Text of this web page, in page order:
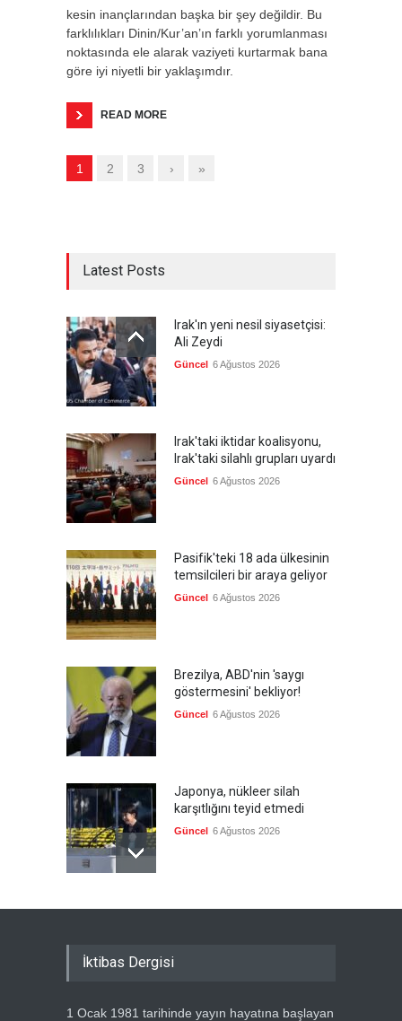
kesin inançlarından başka bir şey değildir. Bu
farklılıkları Dinin/Kur’an’ın farklı yorumlanması
noktasında ele alarak vaziyeti kurtarmak bana
göre iyi niyetli bir yaklaşımdır.
READ MORE
1 2 3 › »
Latest Posts
Irak'ın yeni nesil siyasetçisi:
Ali Zeydi
Güncel 6 Ağustos 2026
Irak'taki iktidar koalisyonu,
Irak'taki silahlı grupları uyardı
Güncel 6 Ağustos 2026
Pasifik'teki 18 ada ülkesinin
temsilcileri bir araya geliyor
Güncel 6 Ağustos 2026
Brezilya, ABD'nin 'saygı
göstermesini' bekliyor!
Güncel 6 Ağustos 2026
Japonya, nükleer silah
karşıtlığını teyid etmedi
Güncel 6 Ağustos 2026
İktibas Dergisi
1 Ocak 1981 tarihinde yayın hayatına başlayan